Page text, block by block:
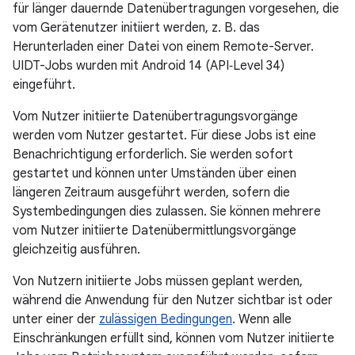
für länger dauernde Datenübertragungen vorgesehen, die
vom Gerätenutzer initiiert werden, z. B. das
Herunterladen einer Datei von einem Remote-Server.
UIDT-Jobs wurden mit Android 14 (API‑Level 34)
eingeführt.
Vom Nutzer initiierte Datenübertragungsvorgänge
werden vom Nutzer gestartet. Für diese Jobs ist eine
Benachrichtigung erforderlich. Sie werden sofort
gestartet und können unter Umständen über einen
längeren Zeitraum ausgeführt werden, sofern die
Systembedingungen dies zulassen. Sie können mehrere
vom Nutzer initiierte Datenübermittlungsvorgänge
gleichzeitig ausführen.
Von Nutzern initiierte Jobs müssen geplant werden,
während die Anwendung für den Nutzer sichtbar ist oder
unter einer der zulässigen Bedingungen. Wenn alle
Einschränkungen erfüllt sind, können vom Nutzer initiierte